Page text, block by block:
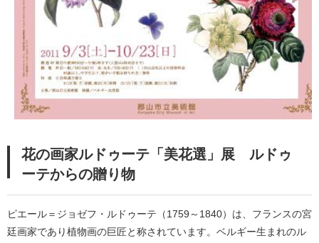
花の画家ルドゥーテ「美花選」展 ルドゥ
ーテからの贈り物
ピエール＝ジョゼフ・ルドゥーテ（1759～1840）は、フランスの宮
廷画家であり植物画の巨匠と称されています。ベルギー生まれのル